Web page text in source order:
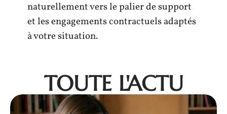
naturellement vers le palier de support
et les engagements contractuels adaptés
à votre situation.
TOUTE L'ACTU